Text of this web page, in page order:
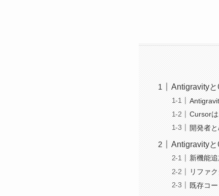
Antigravity
Cursor
開発者
Antigravity
新機能
リファ
既存コ